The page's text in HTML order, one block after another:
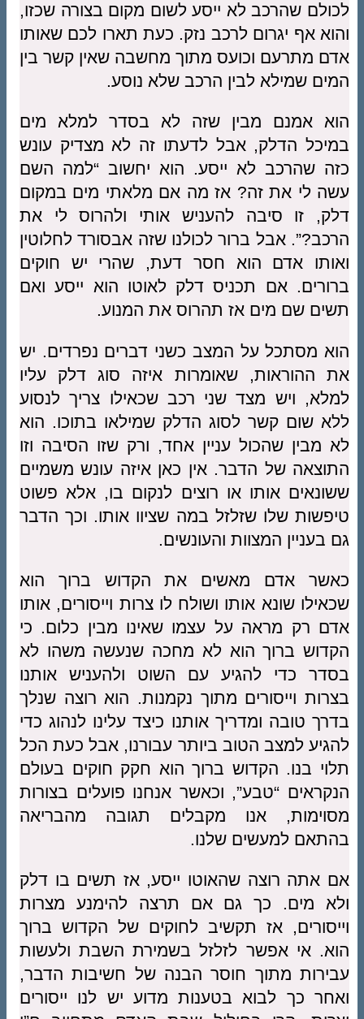
לכולם שהרכב לא ייסע לשום מקום בצורה שכזו,
והוא אף יגרום לרכב נזק. כעת תארו לכם שאותו
אדם מתרעם וכועס מתוך מחשבה שאין קשר בין
המים שמילא לבין הרכב שלא נוסע.
הוא אמנם מבין שזה לא בסדר למלא מים
במיכל הדלק, אבל לדעתו זה לא מצדיק עונש
כזה שהרכב לא ייסע. הוא יחשוב “למה השם
עשה לי את זה? אז מה אם מלאתי מים במקום
דלק, זו סיבה להעניש אותי ולהרוס לי את
הרכב?”. אבל ברור לכולנו שזה אבסורד לחלוטין
ואותו אדם הוא חסר דעת, שהרי יש חוקים
ברורים. אם תכניס דלק לאוטו הוא ייסע ואם
תשים שם מים אז תהרוס את המנוע.
הוא מסתכל על המצב כשני דברים נפרדים. יש
את ההוראות, שאומרות איזה סוג דלק עליו
למלא, ויש מצד שני רכב שכאילו צריך לנסוע
ללא שום קשר לסוג הדלק שמילאו בתוכו. הוא
לא מבין שהכול עניין אחד, ורק שזו הסיבה וזו
התוצאה של הדבר. אין כאן איזה עונש משמיים
ששונאים אותו או רוצים לנקום בו, אלא פשוט
טיפשות שלו שזלזל במה שציוו אותו. וכך הדבר
גם בעניין המצוות והעונשים.
כאשר אדם מאשים את הקדוש ברוך הוא
שכאילו שונא אותו ושולח לו צרות וייסורים, אותו
אדם רק מראה על עצמו שאינו מבין כלום. כי
הקדוש ברוך הוא לא מחכה שנעשה משהו לא
בסדר כדי להגיע עם השוט ולהעניש אותנו
בצרות וייסורים מתוך נקמנות. הוא רוצה שנלך
בדרך טובה ומדריך אותנו כיצד עלינו לנהוג כדי
להגיע למצב הטוב ביותר עבורנו, אבל כעת הכל
תלוי בנו. הקדוש ברוך הוא חקק חוקים בעולם
הנקראים “טבע”, וכאשר אנחנו פועלים בצורות
מסוימות, אנו מקבלים תגובה מהבריאה
בהתאם למעשים שלנו.
אם אתה רוצה שהאוטו ייסע, אז תשים בו דלק
ולא מים. כך גם אם תרצה להימנע מצרות
וייסורים, אז תקשיב לחוקים של הקדוש ברוך
הוא. אי אפשר לזלזל בשמירת השבת ולעשות
עבירות מתוך חוסר הבנה של חשיבות הדבר,
ואחר כך לבוא בטענות מדוע יש לנו ייסורים